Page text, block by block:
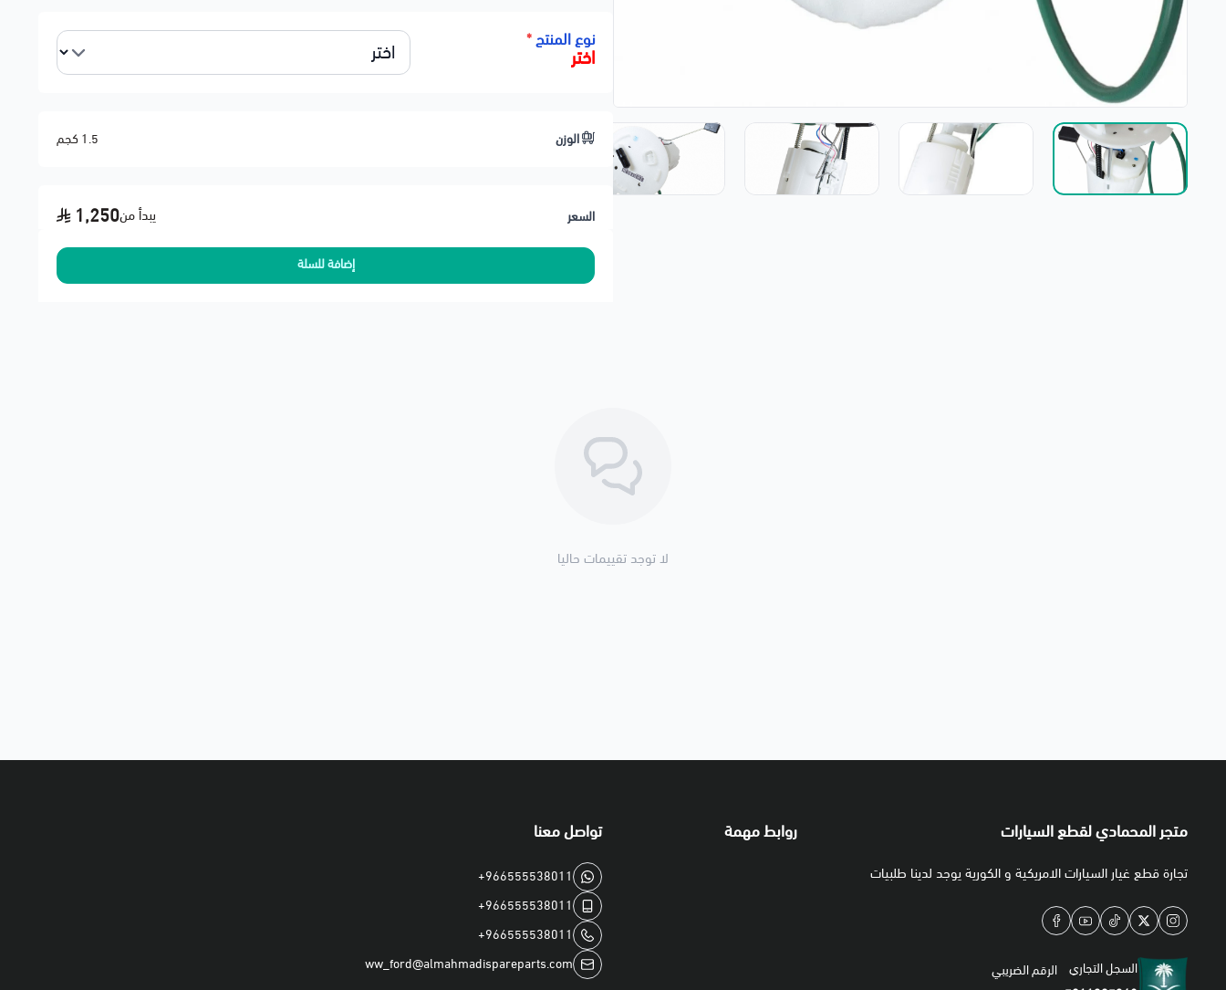
نوع المنتج*
اختر
الوزن 1.5 كجم
السعر يبدأ من1,250
إضافة للسلة
لا توجد تقييمات حاليا
متجر المحمادي لقطع السيارات
تجارة قطع غيار السيارات الامريكية و الكورية يوجد لدينا طلبيات
السجل التجاري
الرقم الضريبي
روابط مهمة تواصل معنا
+966555538011
+966555538011
+966555538011
ww_ford@almahmadispareparts.com